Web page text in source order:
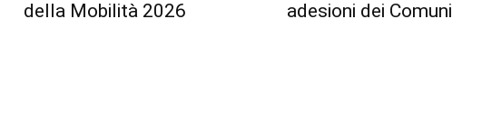
della Mobilità 2026
adesioni dei Comuni